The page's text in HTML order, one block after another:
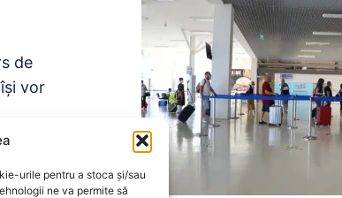
urile pentru a stoca și/sau
ne va permite să
de
vor